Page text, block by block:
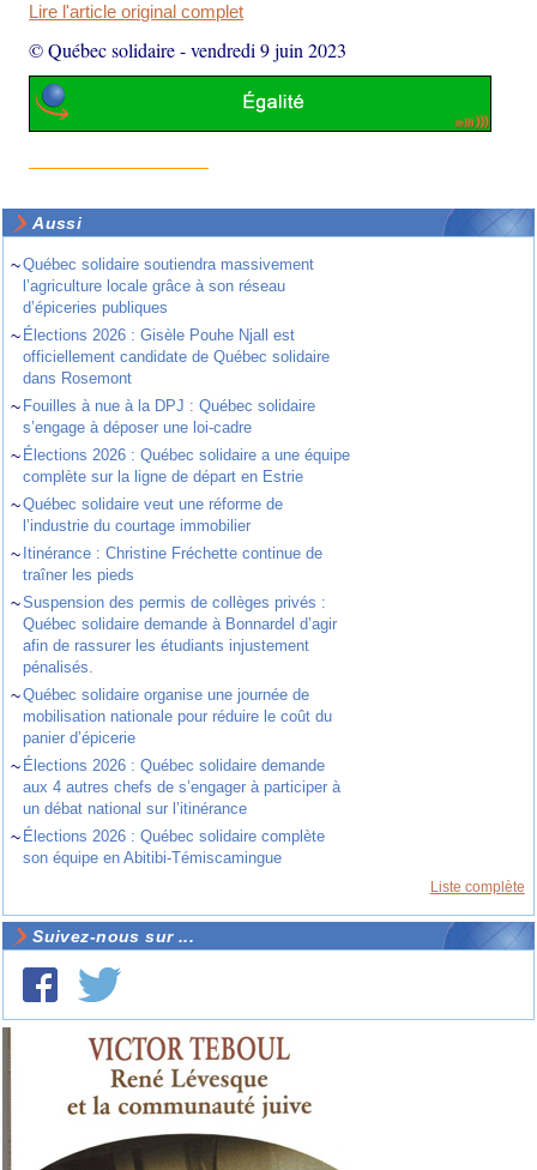
Lire l'article original complet
© Québec solidaire-vendredi 9 juin 2023
Aussi
~Québec solidaire soutiendra massivement
l’agriculture locale grâce à son réseau
d’épiceries publiques
~ Élections 2026 : Gisèle Pouhe Njall est
officiellement candidate de Québec solidaire
dans Rosemont
~ Fouilles à nue à la DPJ : Québec solidaire
s’engage à déposer une loi-cadre
~ Élections 2026 : Québec solidaire a une équipe
complète sur la ligne de départ en Estrie
~Québec solidaire veut une réforme de
l’industrie du courtage immobilier
~ Itinérance : Christine Fréchette continue de
traîner les pieds
~Suspension des permis de collèges privés :
Québec solidaire demande à Bonnardel d’agir
afin de rassurer les étudiants injustement
pénalisés.
~Québec solidaire organise une journée de
mobilisation nationale pour réduire le coût du
panier d’épicerie
~ Élections 2026 : Québec solidaire demande
aux 4 autres chefs de s’engager à participer à
un débat national sur l’itinérance
~ Élections 2026 : Québec solidaire complète
son équipe en Abitibi-Témiscamingue
Liste complète
Suivez-nous sur ...